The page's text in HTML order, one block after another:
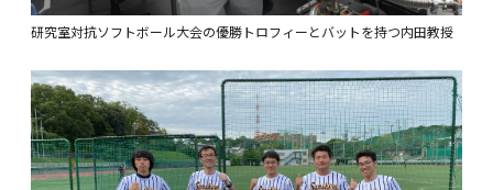
研究室対抗ソフトボール大会の優勝トロフィーとバットを持つ内田教授